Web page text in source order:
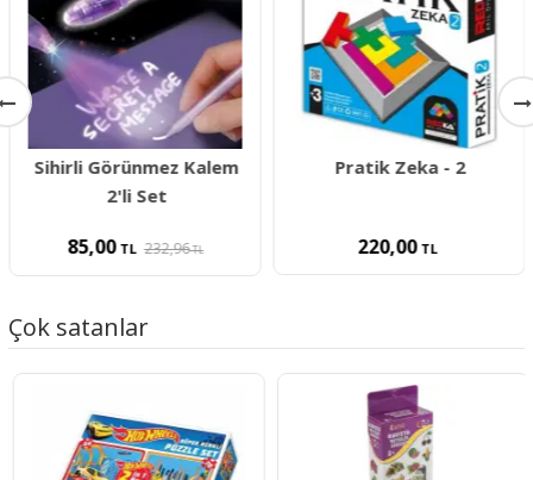
Sihirli Görünmez Kalem
2'li Set
85,00TL 232,96TL
Pratik Zeka - 2
220,00TL
Çok satanlar